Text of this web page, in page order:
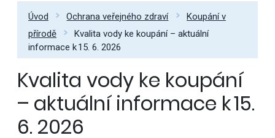
Úvod Ochrana veřejného zdraví
Koupání v
přírodě
Kvalita vody ke koupání – aktuální
informace k 15. 6. 2026
Kvalita vody ke koupání
– aktuální informace k 15.
6. 2026